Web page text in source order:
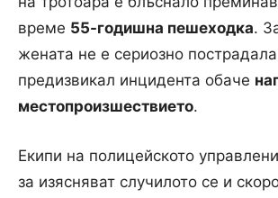
време 55-годишна пешеходка.
жената не е сериозно
предизвикал инцидента обаче
местопроизшествието.
Екипи на полицейското
за изясняват случилото се и